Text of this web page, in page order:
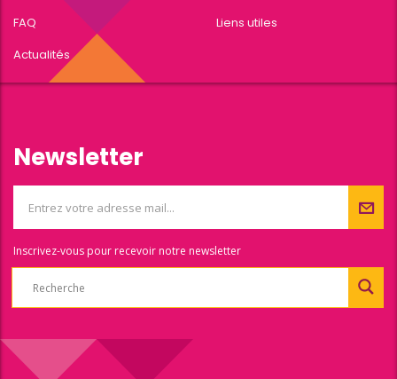
FAQ
Liens utiles
Actualités
Newsletter
Inscrivez-vous pour recevoir notre newsletter